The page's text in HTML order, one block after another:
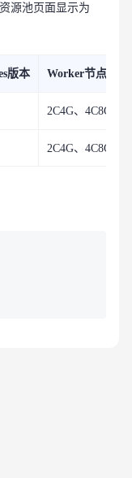
源池页面显示为
版本 Worker节点规格
2C4G、4C8G、
2C4G、4C8G、